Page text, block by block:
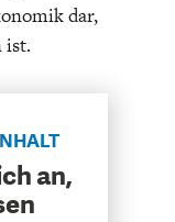
dar,
ist.
an,